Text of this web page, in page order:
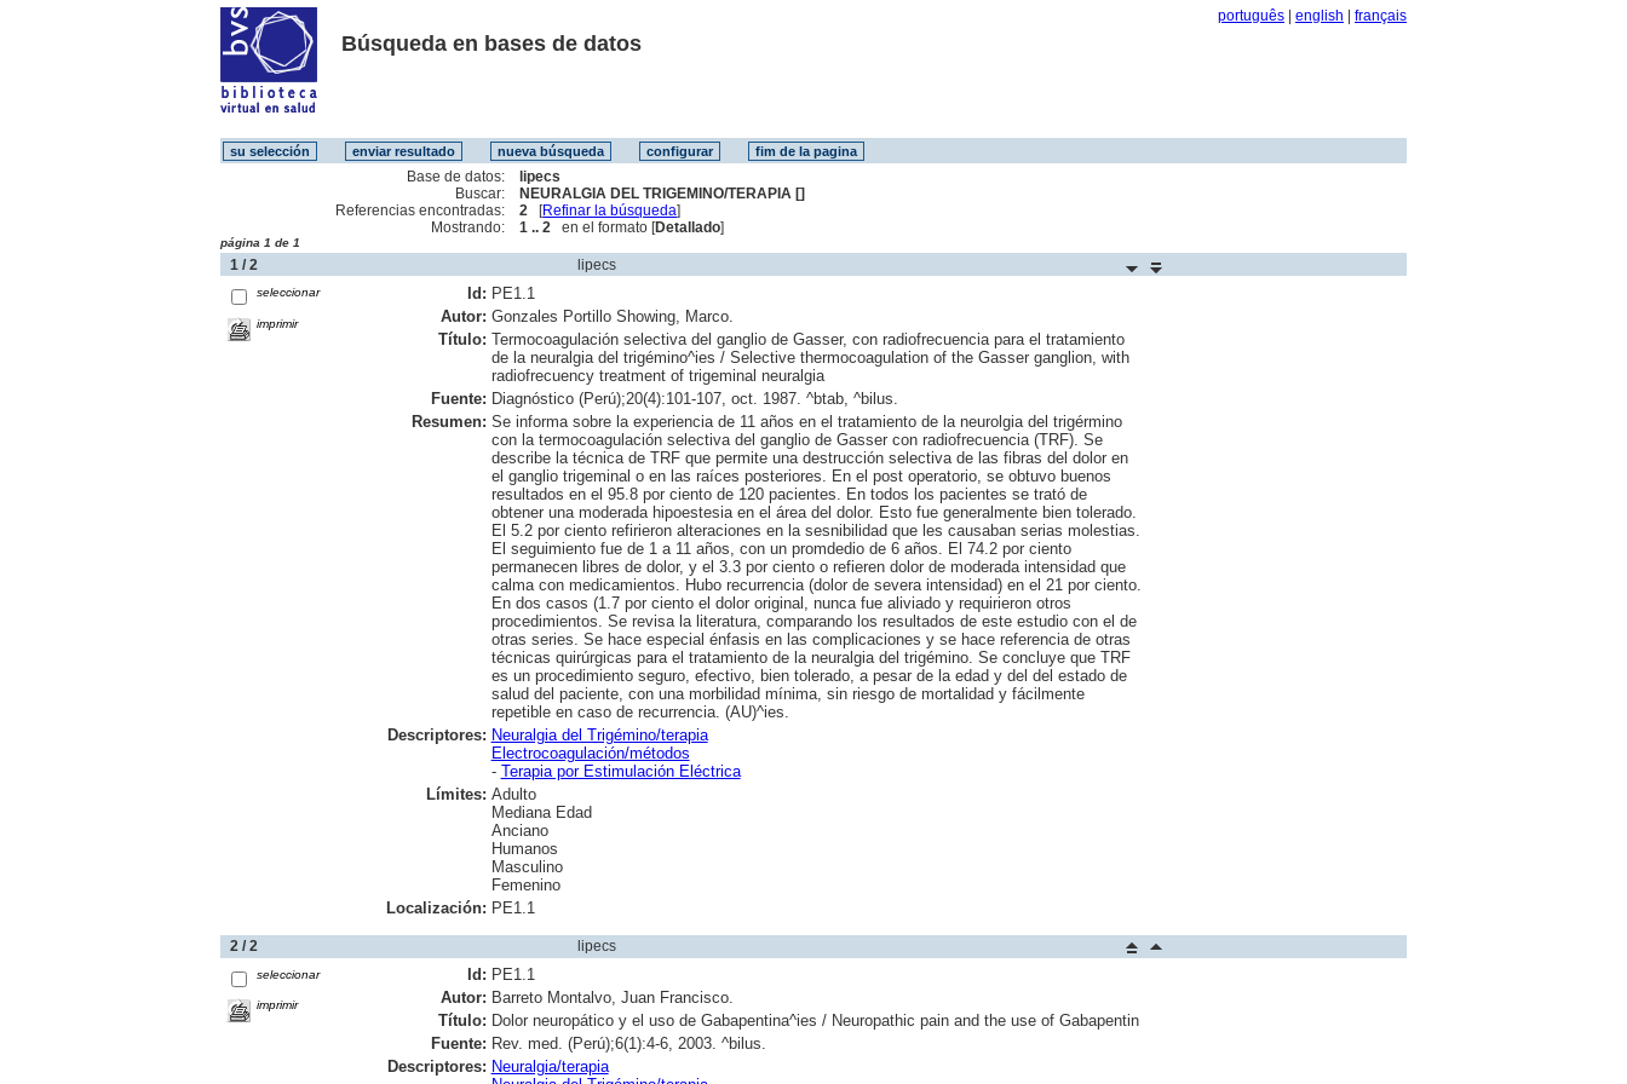
português english français
Búsqueda en bases de datos
Base de datos:
lipecs
Buscar:
NEURALGIA DEL TRIGEMINO/TERAPIA []
Referencias encontradas:
2 [Refinar la búsqueda]
Mostrando:
1 .. 2 en el formato [Detallado]
página 1 de 1
1 / 2 lipecs
seleccionar
imprimir
Id: PE1.1
Autor: Gonzales Portillo Showing, Marco.
Título: Termocoagulación selectiva del ganglio de Gasser, con radiofrecuencia para el tratamiento
de la neuralgia del trigémino^ies / Selective thermocoagulation of the Gasser ganglion, with
radiofrecuency treatment of trigeminal neuralgia
Fuente: Diagnóstico (Perú);20(4):101-107, oct. 1987. ^btab, ^bilus.
Resumen: Se informa sobre la experiencia de 11 años en el tratamiento de la neurolgia del trigérmino
con la termocoagulación selectiva del ganglio de Gasser con radiofrecuencia (TRF). Se
describe la técnica de TRF que permite una destrucción selectiva de las fibras del dolor en
el ganglio trigeminal o en las raíces posteriores. En el post operatorio, se obtuvo buenos
resultados en el 95.8 por ciento de 120 pacientes. En todos los pacientes se trató de
obtener una moderada hipoestesia en el área del dolor. Esto fue generalmente bien tolerado.
El 5.2 por ciento refirieron alteraciones en la sesnibilidad que les causaban serias molestias.
El seguimiento fue de 1 a 11 años, con un promdedio de 6 años. El 74.2 por ciento
permanecen libres de dolor, y el 3.3 por ciento o refieren dolor de moderada intensidad que
calma con medicamientos. Hubo recurrencia (dolor de severa intensidad) en el 21 por ciento.
En dos casos (1.7 por ciento el dolor original, nunca fue aliviado y requirieron otros
procedimientos. Se revisa la literatura, comparando los resultados de este estudio con el de
otras series. Se hace especial énfasis en las complicaciones y se hace referencia de otras
técnicas quirúrgicas para el tratamiento de la neuralgia del trigémino. Se concluye que TRF
es un procedimiento seguro, efectivo, bien tolerado, a pesar de la edad y del del estado de
salud del paciente, con una morbilidad mínima, sin riesgo de mortalidad y fácilmente
repetible en caso de recurrencia. (AU)^ies.
Descriptores: Neuralgia del Trigémino/terapia
Electrocoagulación/métodos
- Terapia por Estimulación Eléctrica
Límites: Adulto
Mediana Edad
Anciano
Humanos
Masculino
Femenino
Localización: PE1.1
2 / 2 lipecs
seleccionar
imprimir
Id: PE1.1
Autor: Barreto Montalvo, Juan Francisco.
Título: Dolor neuropático y el uso de Gabapentina^ies / Neuropathic pain and the use of Gabapentin
Fuente: Rev. med. (Perú);6(1):4-6, 2003. ^bilus.
Descriptores: Neuralgia/terapia